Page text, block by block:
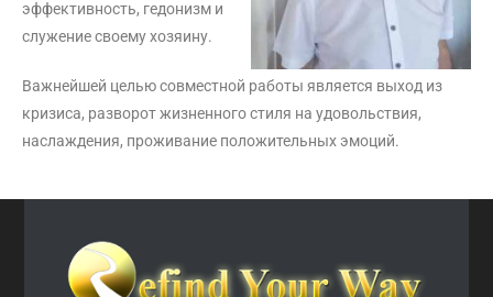
эффективность, гедонизм и
служение своему хозяину.
Важнейшей целью совместной работы является выход из
кризиса, разворот жизненного стиля на удовольствия,
наслаждения, проживание положительных эмоций.